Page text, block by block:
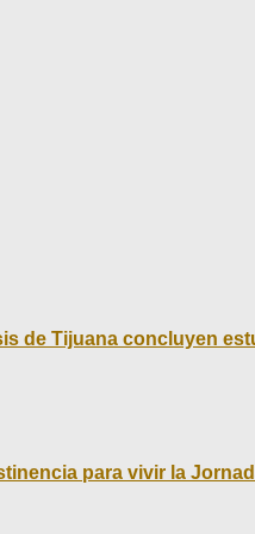
de Tijuana concluyen
para vivir la